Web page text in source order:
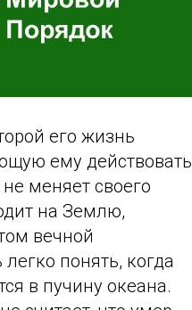
его жизнь
ему действовать
меняет своего
на Землю,
вечной
понять, когда
в пучину океана.